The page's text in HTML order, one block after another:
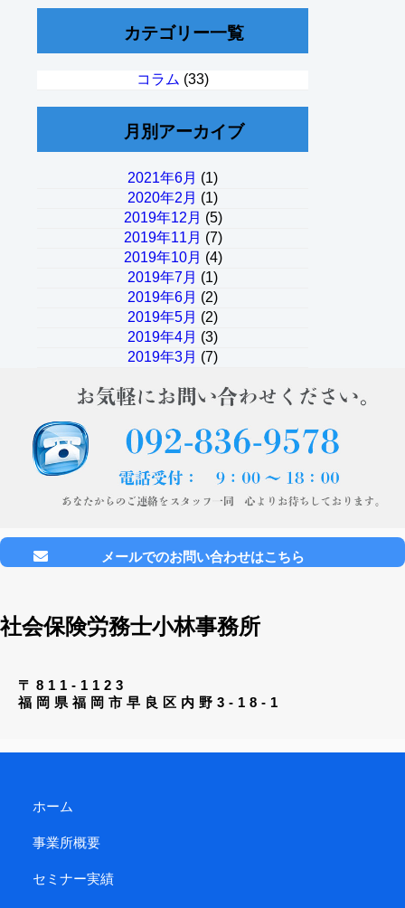
カテゴリー一覧
コラム (33)
月別アーカイブ
2021年6月 (1)
2020年2月 (1)
2019年12月 (5)
2019年11月 (7)
2019年10月 (4)
2019年7月 (1)
2019年6月 (2)
2019年5月 (2)
2019年4月 (3)
2019年3月 (7)
メールでのお問い合わせはこちら
社会保険労務士小林事務所
〒811-1123
福岡県福岡市早良区内野3-18-1
ホーム
事業所概要
セミナー実績